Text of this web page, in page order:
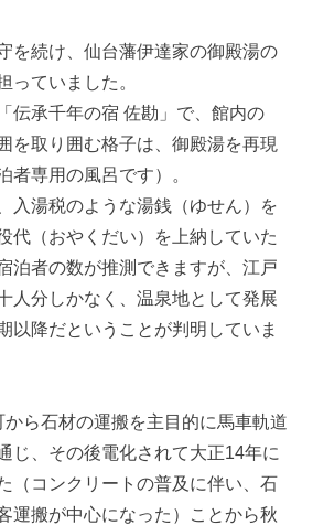
を続け、仙台藩伊達家の御殿湯の
っていました。
伝承千年の宿 佐勘‎」で、館内の
を取り囲む格子は、御殿湯を再現
者専用の風呂です）。
入湯税のような湯銭（ゆせん）を
代（おやくだい）を上納していた
泊者の数が推測できますが、江戸
人分しかなく、温泉地として発展
以降だということが判明していま
ら石材の運搬を主目的に馬車軌道
じ、その後電化されて大正14年に
（コンクリートの普及に伴い、石
運搬が中心になった）ことから秋